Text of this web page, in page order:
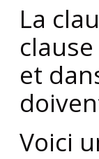
La
clause
et
Voici